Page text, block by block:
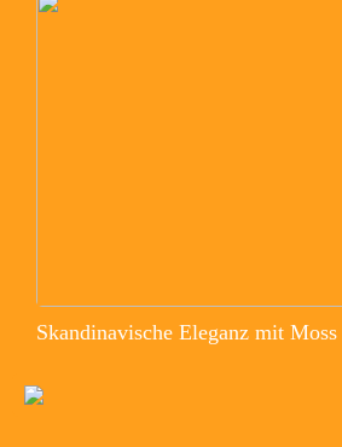
Skandinavische Eleganz mit Moss